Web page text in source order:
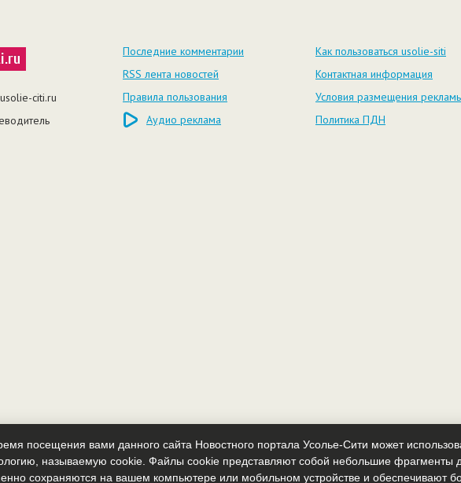
посещения вами данного сайта Новостного портала Усолье-Сити может
называемую cookie. Файлы cookie представляют собой небольшие фрагменты
сохраняются на вашем компьютере или мобильном устройстве и обеспечивают
citi.ru
Последние комментарии
RSS лента новостей
Правила пользования
Аудио реклама
Как пользоваться usolie-siti
Контактная информация
Условия размещения
Политика ПДН